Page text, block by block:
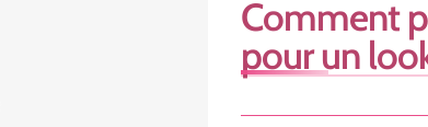
Comment
pour un